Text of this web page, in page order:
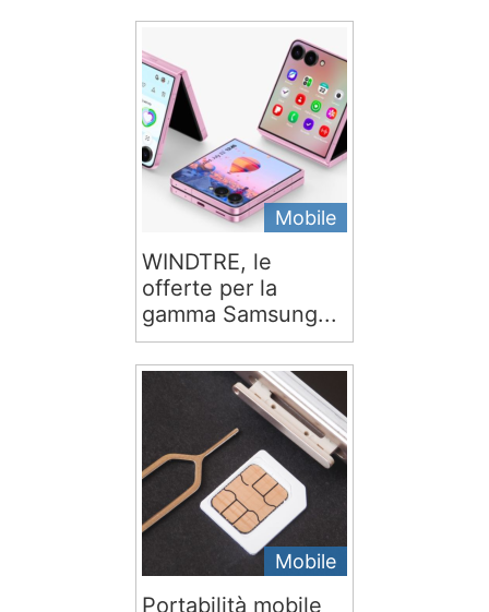
Mobile
WINDTRE, le
offerte per la
gamma Samsung...
Mobile
Portabilità mobile